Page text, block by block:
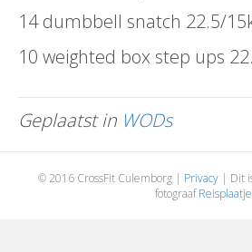
14 dumbbell snatch 22.5/
10 weighted box step ups
Geplaatst in WODs
© 2016 CrossFit Culemborg | Privacy| Dit
fotograafReisplaatje